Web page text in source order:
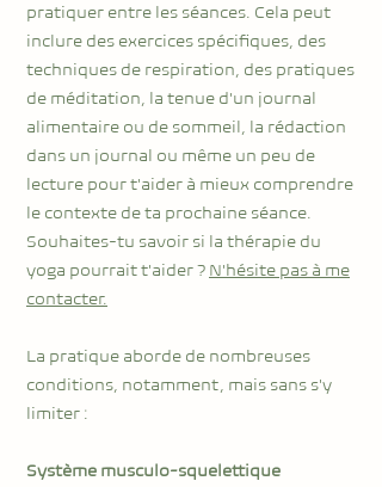
pratiquer entre les séances. Cela peut
inclure des exercices spécifiques, des
techniques de respiration, des pratiques
de méditation, la tenue d'un journal
alimentaire ou de sommeil, la rédaction
dans un journal ou même un peu de
lecture pour t'aider à mieux comprendre
le contexte de ta prochaine séance.
Souhaites-tu savoir si la thérapie du
yoga pourrait t'aider ? N'hésite pas à me
contacter.
La pratique aborde de nombreuses
conditions, notamment, mais sans s'y
limiter :
Système musculo-squelettique